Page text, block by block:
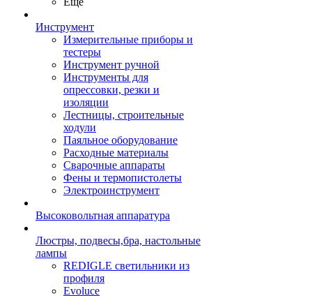
Инструмент
Измерительные приборы и
тестеры
Инструмент ручной
Инструменты для
опрессовки, резки и
изоляции
Лестницы, строительные
ходули
Паяльное оборудование
Расходные материалы
Сварочные аппараты
Фены и термопистолеты
Электроинструмент
Высоковольтная аппаратура
Люстры, подвесы,бра, настольные
лампы
REDIGLE светильники из
профиля
Evoluce